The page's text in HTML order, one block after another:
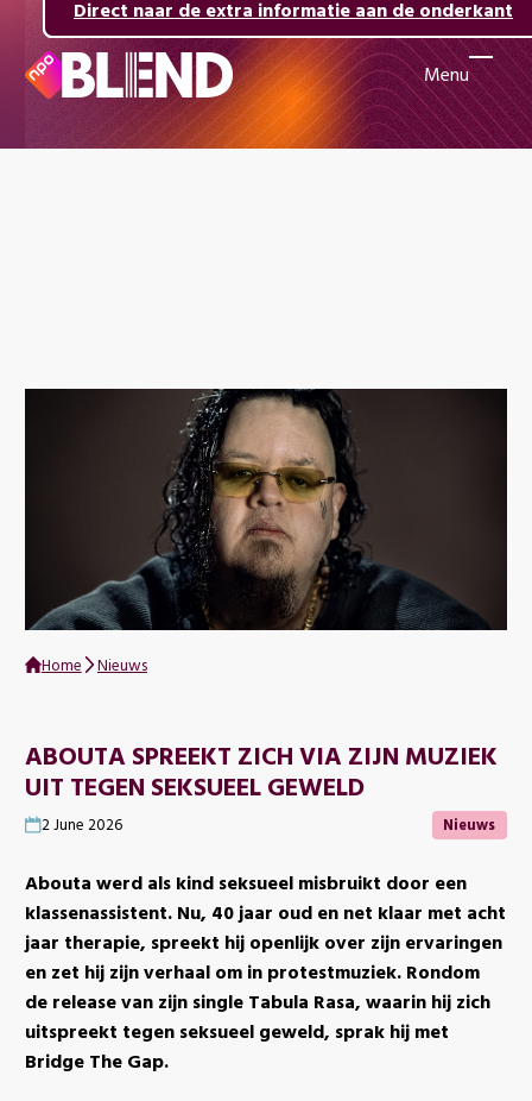
Direct naar de inhoud
Direct naar de hoofdnavigatie
Direct naar de extra informatie aan de onderkant
Menu
Home Nieuws
ABOUTA SPREEKT ZICH VIA ZIJN MUZIEK
UIT TEGEN SEKSUEEL GEWELD
2 June 2026 Nieuws
Abouta werd als kind seksueel misbruikt door een
klassenassistent. Nu, 40 jaar oud en net klaar met acht
jaar therapie, spreekt hij openlijk over zijn ervaringen
en zet hij zijn verhaal om in protestmuziek. Rondom
de release van zijn single Tabula Rasa, waarin hij zich
uitspreekt tegen seksueel geweld, sprak hij met
Bridge The Gap.